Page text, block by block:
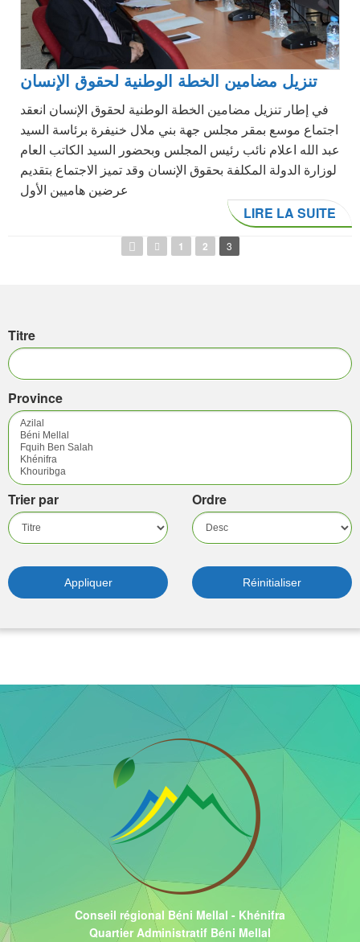
تنزيل مضامين الخطة الوطنية لحقوق الإنسان
في إطار تنزيل مضامين الخطة الوطنية لحقوق الإنسان انعقد
اجتماع موسع بمقر مجلس جهة بني ملال خنيفرة برئاسة السيد
عبد الله اعلام نائب رئيس المجلس وبحضور السيد الكاتب العام
لوزارة الدولة المكلفة بحقوق الإنسان وقد تميز الاجتماع بتقديم
عرضين هاميين الأول
LIRE LA SUITE
1 2 3
Titre
Province
Trier par Ordre
Conseil régional Béni Mellal - Khénifra
Quartier Administratif Béni Mellal